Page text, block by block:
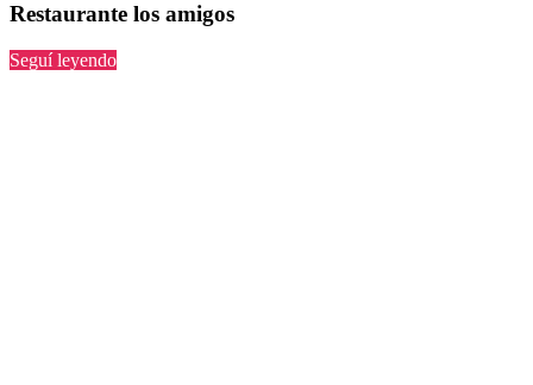
Restaurante los amigos
Seguí leyendo“los